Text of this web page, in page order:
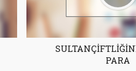
PARA